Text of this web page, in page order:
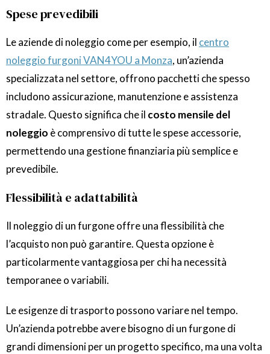
Spese prevedibili
Le aziende di noleggio come per esempio, il centro
noleggio furgoni VAN4YOU a Monza, un’azienda
specializzata nel settore, offrono pacchetti che spesso
includono assicurazione, manutenzione e assistenza
stradale. Questo significa che il costo mensile del
noleggio è comprensivo di tutte le spese accessorie,
permettendo una gestione finanziaria più semplice e
prevedibile.
Flessibilità e adattabilità
Il noleggio di un furgone offre una flessibilità che
l’acquisto non può garantire. Questa opzione è
particolarmente vantaggiosa per chi ha necessità
temporanee o variabili.
Le esigenze di trasporto possono variare nel tempo.
Un’azienda potrebbe avere bisogno di un furgone di
grandi dimensioni per un progetto specifico, ma una volta